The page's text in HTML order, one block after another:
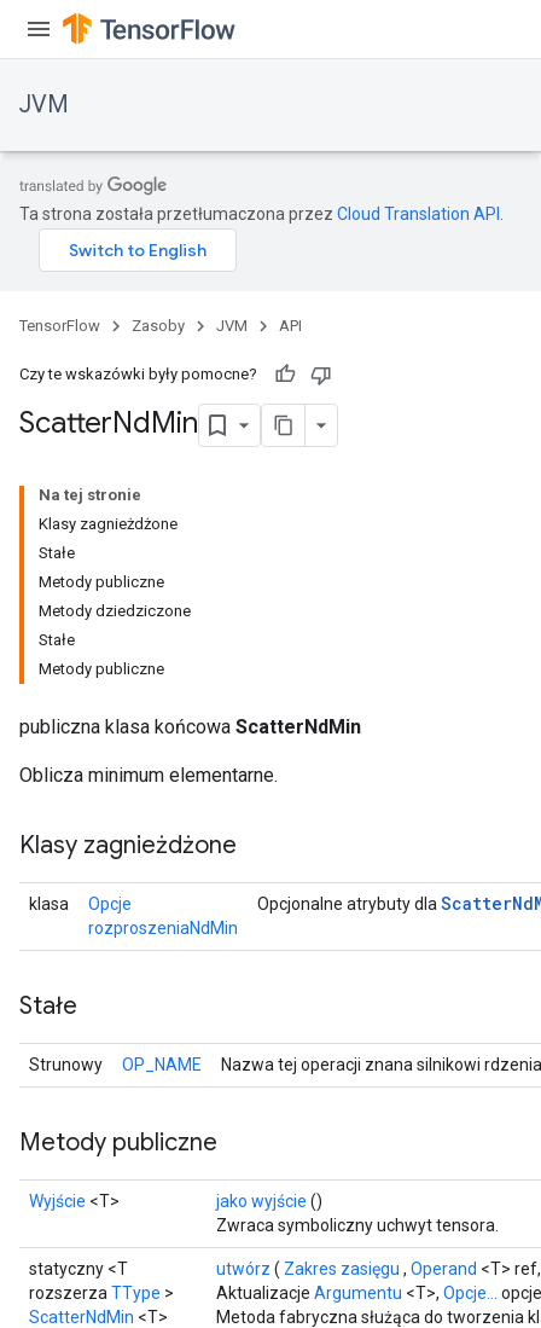
JVM
Ta strona została przetłumaczona przez Cloud Translation API
TensorFlow Zasoby JVM API
Czy te wskazówki były pomocne?
ScatterNdMin
Na tej stronie
Klasy zagnieżdżone
Stałe
Metody publiczne
Metody dziedziczone
Stałe
Metody publiczne
publiczna klasa końcowa ScatterNdMin
Oblicza minimum elementarne.
Klasy zagnieżdżone
klasa
Opcje
rozproszeniaNdMin
Opcjonalne atrybuty dla ScatterNd
Stałe
Strunowy OP_NAME Nazwa tej operacji znana silnikowi
Metody publiczne
Wyjście <T> jako wyjście ()
Zwraca symboliczny uchwyt tensora.
statyczny <T
rozszerza TType >
ScatterNdMin <T>
utwórz ( Zakres zasięgu , Operand <T>
Aktualizacje Argumentu <T>, Opcje...
Metoda fabryczna służąca do tworzenia